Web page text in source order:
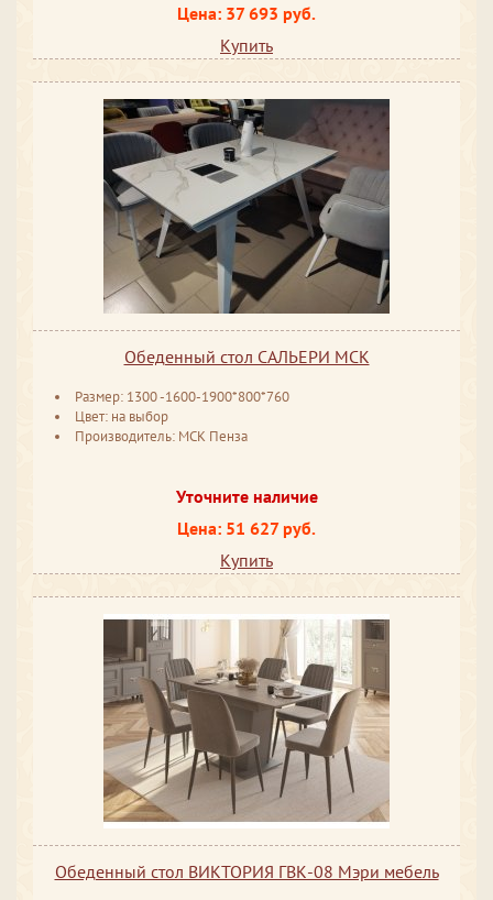
Цена: 37 693 руб.
Купить
Обеденный стол САЛЬЕРИ МСК
Размер: 1300 -1600-1900*800*760
Цвет: на выбор
Производитель: МСК Пенза
Уточните наличие
Цена: 51 627 руб.
Купить
Обеденный стол ВИКТОРИЯ ГВК-08 Мэри мебель